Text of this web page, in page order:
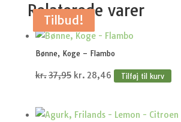
Relaterede varer
Tilbud!
Bønne, Koge – Flambo
kr.37,95 Den
kr. 28,46DenTilføj til kurv
Tilbud!
Tilbud!
Tilbud!
Tilbud!